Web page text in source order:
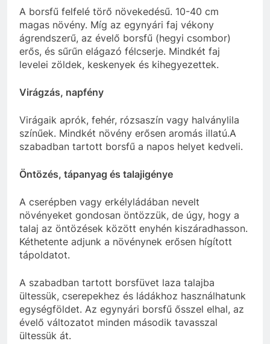
A borsfű felfelé törő növekedésű. 10-40 cm
magas növény. Míg az egynyári faj vékony
ágrendszerű, az évelő borsfű (hegyi csombor)
erős, és sűrűn elágazó félcserje. Mindkét faj
levelei zöldek, keskenyek és kihegyezettek.
Virágzás, napfény
Virágaik aprók, fehér, rózsaszín vagy halványlila
színűek. Mindkét növény erősen aromás illatú.A
szabadban tartott borsfű a napos helyet kedveli.
Öntözés, tápanyag és talajigénye
A cserépben vagy erkélyládában nevelt
növényeket gondosan öntözzük, de úgy, hogy a
talaj az öntözések között enyhén kiszáradhasson.
Kéthetente adjunk a növénynek erősen hígított
tápoldatot.
A szabadban tartott borsfüvet laza talajba
ültessük, cserepekhez és ládákhoz használhatunk
egységföldet. Az egynyári borsfű ősszel elhal, az
évelő változatot minden második tavasszal
ültessük át.